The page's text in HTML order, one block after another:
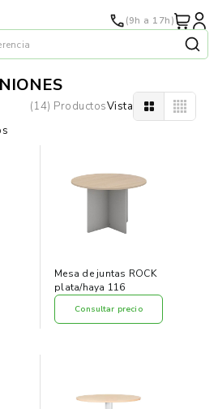
›
(9h a 17h)
(14) ProductosVista
Mesa de juntas ROCK
plata/haya 116
Consultar precio